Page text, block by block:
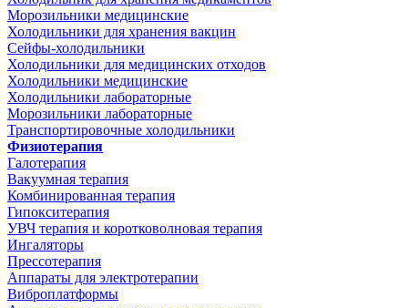
Морозильники медицинские
Холодильники для хранения вакцин
Сейфы-холодильники
Холодильники для медицинских отходов
Холодильники медицинские
Холодильники лабораторные
Морозильники лабораторные
Транспортировочные холодильники
Физиотерапия
Галотерапия
Вакуумная терапия
Комбинированная терапия
Гипокситерапия
УВЧ терапия и коротковолновая терапия
Ингаляторы
Прессотерапия
Аппараты для электротерапии
Виброплатформы